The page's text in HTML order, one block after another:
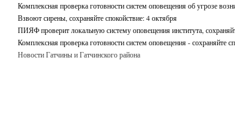
Комплексная проверка готовности систем оповещения об угрозе
Взвоют сирены, сохраняйте спокойствие: 4 октября
ПИЯФ проверит локальную систему оповещения института,
Комплексная проверка готовности систем оповещения - сохраняйте
Новости Гатчины и Гатчинского района